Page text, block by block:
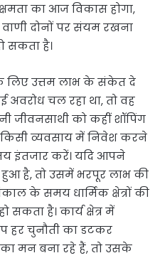
का आज विकास होगा,
दोनों पर संयम रखना
सकता है।
उत्तम लाभ के संकेत दे
अवरोध चल रहा था, तो वह
जीवनसाथी को कहीं शॉपिंग
व्यवसाय में निवेश करने
इंतजार करें। यदि आपने
हुआ है, तो उसमें भरपूर लाभ की
के समय धार्मिक क्षेत्रों की
सकता है। कार्य क्षेत्र में
हर चुनौती का डटकर
का मन बना रहे हैं, तो उसके